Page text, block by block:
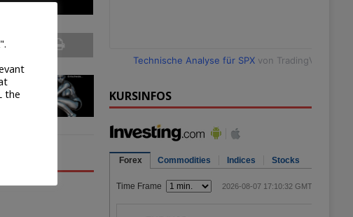
Technische Analyse für SPXvon TradingView
KURSINFOS
the